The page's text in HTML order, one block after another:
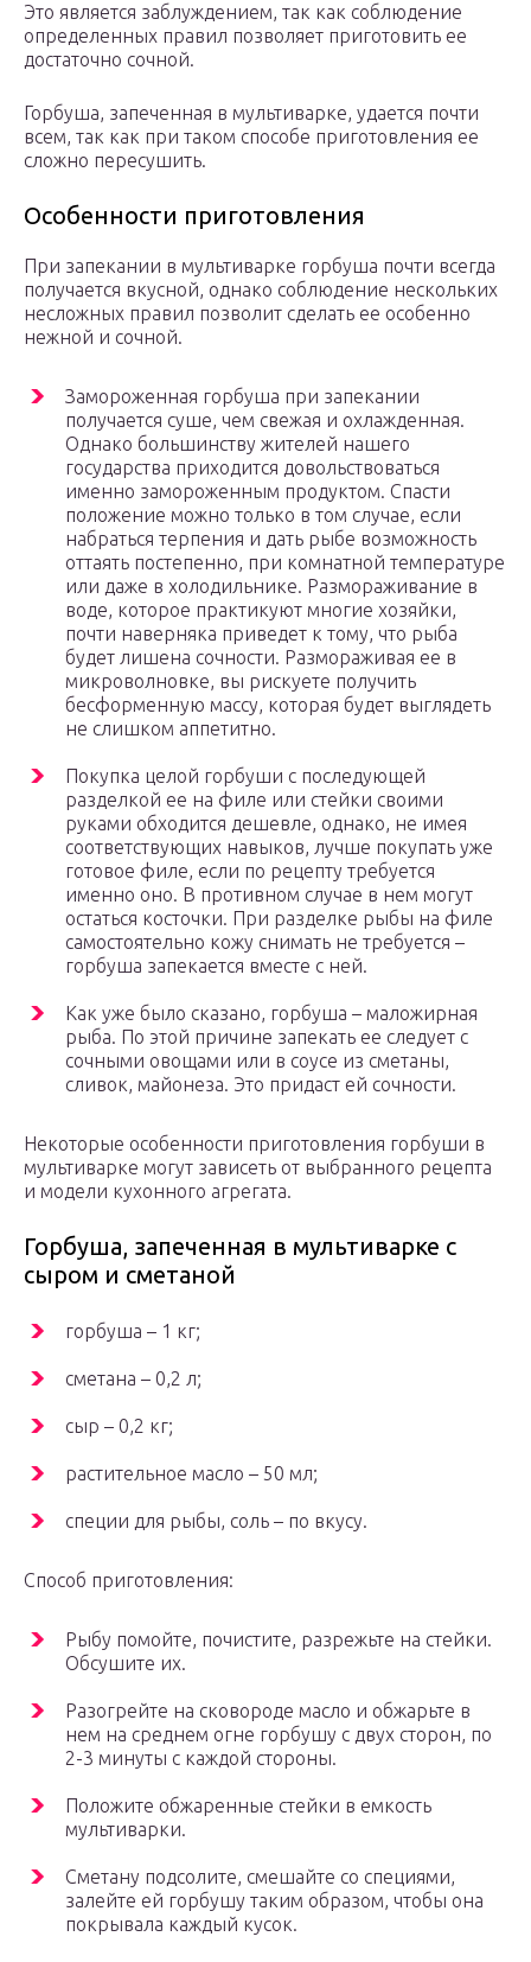
Это является заблуждением, так как соблюдение
определенных правил позволяет приготовить ее
достаточно сочной.
Горбуша, запеченная в мультиварке, удается почти
всем, так как при таком способе приготовления ее
сложно пересушить.
Особенности приготовления
При запекании в мультиварке горбуша почти всегда
получается вкусной, однако соблюдение нескольких
несложных правил позволит сделать ее особенно
нежной и сочной.
Замороженная горбуша при запекании
получается суше, чем свежая и охлажденная.
Однако большинству жителей нашего
государства приходится довольствоваться
именно замороженным продуктом. Спасти
положение можно только в том случае, если
набраться терпения и дать рыбе возможность
оттаять постепенно, при комнатной температуре
или даже в холодильнике. Размораживание в
воде, которое практикуют многие хозяйки,
почти наверняка приведет к тому, что рыба
будет лишена сочности. Размораживая ее в
микроволновке, вы рискуете получить
бесформенную массу, которая будет выглядеть
не слишком аппетитно.
Покупка целой горбуши с последующей
разделкой ее на филе или стейки своими
руками обходится дешевле, однако, не имея
соответствующих навыков, лучше покупать уже
готовое филе, если по рецепту требуется
именно оно. В противном случае в нем могут
остаться косточки. При разделке рыбы на филе
самостоятельно кожу снимать не требуется –
горбуша запекается вместе с ней.
Как уже было сказано, горбуша – маложирная
рыба. По этой причине запекать ее следует с
сочными овощами или в соусе из сметаны,
сливок, майонеза. Это придаст ей сочности.
Некоторые особенности приготовления горбуши в
мультиварке могут зависеть от выбранного рецепта
и модели кухонного агрегата.
Горбуша, запеченная в мультиварке с
сыром и сметаной
горбуша – 1 кг;
сметана – 0,2 л;
сыр – 0,2 кг;
растительное масло – 50 мл;
специи для рыбы, соль – по вкусу.
Способ приготовления:
Рыбу помойте, почистите, разрежьте на стейки.
Обсушите их.
Разогрейте на сковороде масло и обжарьте в
нем на среднем огне горбушу с двух сторон, по
2-3 минуты с каждой стороны.
Положите обжаренные стейки в емкость
мультиварки.
Сметану подсолите, смешайте со специями,
залейте ей горбушу таким образом, чтобы она
покрывала каждый кусок.